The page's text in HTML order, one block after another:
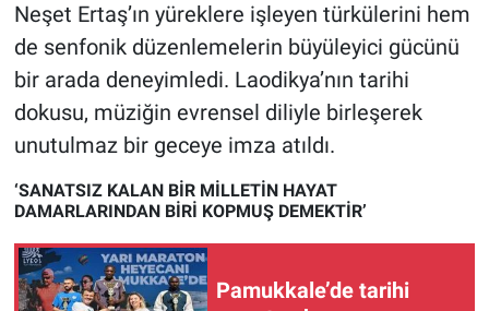
Neşet Ertaş’ın yüreklere işleyen türkülerini hem
de senfonik düzenlemelerin büyüleyici gücünü
bir arada deneyimledi. Laodikya’nın tarihi
dokusu, müziğin evrensel diliyle birleşerek
unutulmaz bir geceye imza atıldı.
‘SANATSIZ KALAN BİR MİLLETİN HAYAT
DAMARLARINDAN BİRİ KOPMUŞ DEMEKTİR’
Pamukkale’de tarihi
Türkiye'nin Geleceği
Türkiye'nin Gündemi
Yerel Gündem
Yerel Yaşam
Canlı Yayın